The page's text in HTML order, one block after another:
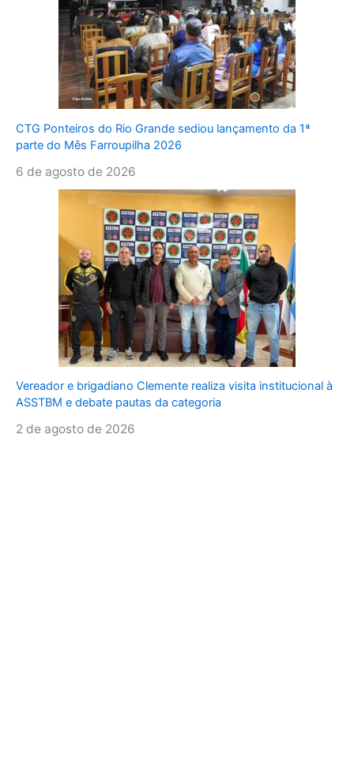
CTG Ponteiros do Rio Grande sediou lançamento da 1ª
parte do Mês Farroupilha 2026
6 de agosto de 2026
Vereador e brigadiano Clemente realiza visita institucional à
ASSTBM e debate pautas da categoria
2 de agosto de 2026